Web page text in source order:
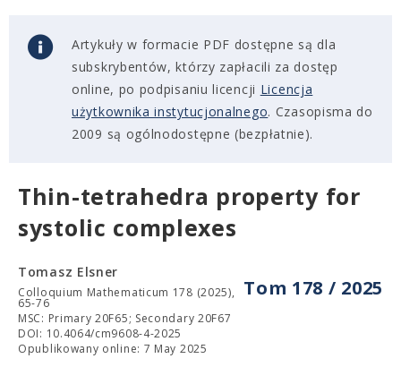
Artykuły w formacie PDF dostępne są dla
subskrybentów, którzy zapłacili za dostęp
online, po podpisaniu licencji Licencja
użytkownika instytucjonalnego. Czasopisma do
2009 są ogólnodostępne (bezpłatnie).
Thin-tetrahedra property for
systolic complexes
Tom 178 / 2025
Tomasz Elsner
Colloquium Mathematicum 178 (2025),
65-76
MSC: Primary 20F65; Secondary 20F67
DOI: 10.4064/cm9608-4-2025
Opublikowany online: 7 May 2025